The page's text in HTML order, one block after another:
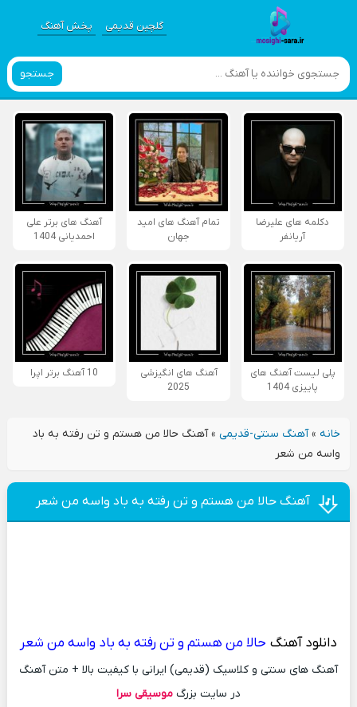
گلچین قدیمی پخش آهنگ
جستجو
دکلمه های علیرضا
آریانفر
تمام آهنگ های امید
جهان
آهنگ های برتر علی
احمدیانی 1404
پلی لیست آهنگ های
پاییزی 1404
آهنگ های انگیزشی
2025
10 آهنگ برتر اپرا
خانه»آهنگ سنتی-قدیمی»آهنگ حالا من هستم و تن رفته به باد
واسه من شعر
آهنگ حالا من هستم و تن رفته به باد واسه من شعر
دانلود آهنگ حالا من هستم و تن رفته به باد واسه من شعر
آهنگ های سنتی و کلاسیک (قدیمی) ایرانی با کیفیت بالا + متن آهنگ
در سایت بزرگ موسیقی سرا